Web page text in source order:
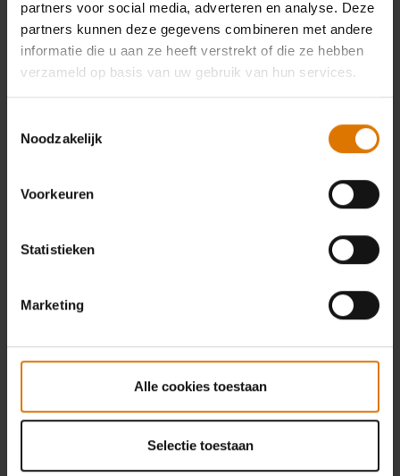
partners voor social media, adverteren en analyse. Deze
partners kunnen deze gegevens combineren met andere
informatie die u aan ze heeft verstrekt of die ze hebben
verzameld op basis van uw gebruik van hun services.
Noodzakelijk
Voorkeuren
Statistieken
Marketing
Alle cookies toestaan
Selectie toestaan